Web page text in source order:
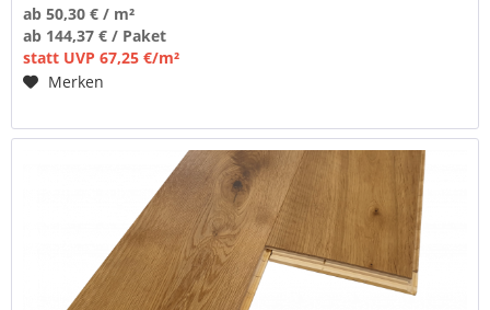
ab 50,30 € / m²
ab 144,37 € / Paket
statt UVP 67,25 €/m²
Merken